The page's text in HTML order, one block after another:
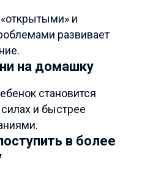
и
развивает
на домашку
становится
и быстрее
в более